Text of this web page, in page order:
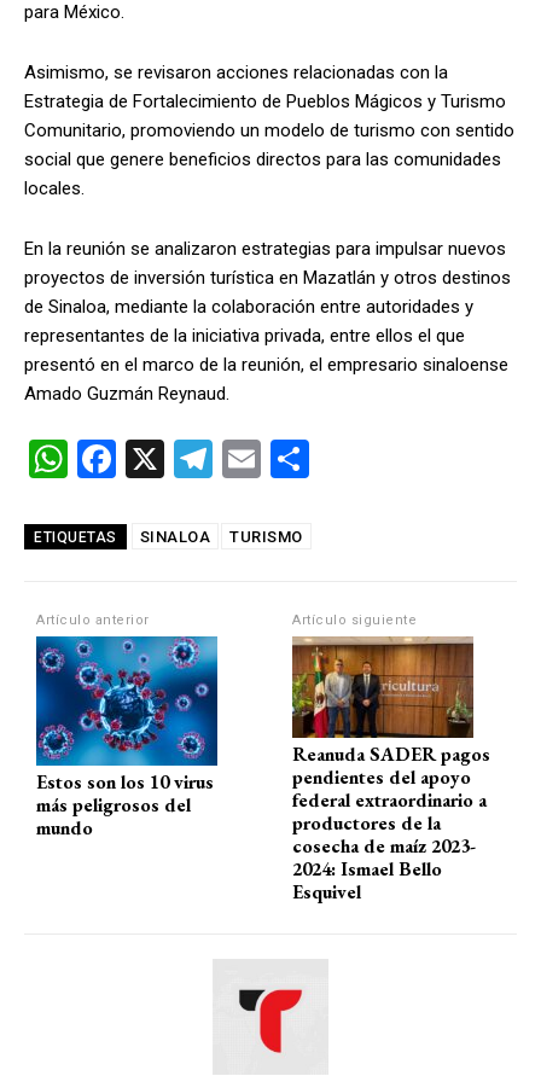
para México.
Asimismo, se revisaron acciones relacionadas con la
Estrategia de Fortalecimiento de Pueblos Mágicos y Turismo
Comunitario, promoviendo un modelo de turismo con sentido
social que genere beneficios directos para las comunidades
locales.
En la reunión se analizaron estrategias para impulsar nuevos
proyectos de inversión turística en Mazatlán y otros destinos
de Sinaloa, mediante la colaboración entre autoridades y
representantes de la iniciativa privada, entre ellos el que
presentó en el marco de la reunión, el empresario sinaloense
Amado Guzmán Reynaud.
W
at
A
p
p
F
ce
o
o
k
X
T
e
m
E
ail
ar
tir
ETIQUETAS SINALOA TURISMO
Artículo anterior
Estos son los 10 virus
más peligrosos del
mundo
Artículo siguiente
Reanuda SADER pagos
pendientes del apoyo
federal extraordinario a
productores de la
cosecha de maíz 2023-
2024: Ismael Bello
Esquivel